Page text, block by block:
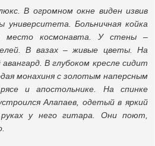
В огромном окне виден извив
университета. Больничная койка
место космонавта. У стены –
В вазах –живые цветы. На
В глубоком кресле сидит
монахиня с золотым наперсным
и апостольнике. На спинке
Алапаев, одетый в яркий
у него гитара. Они поют,